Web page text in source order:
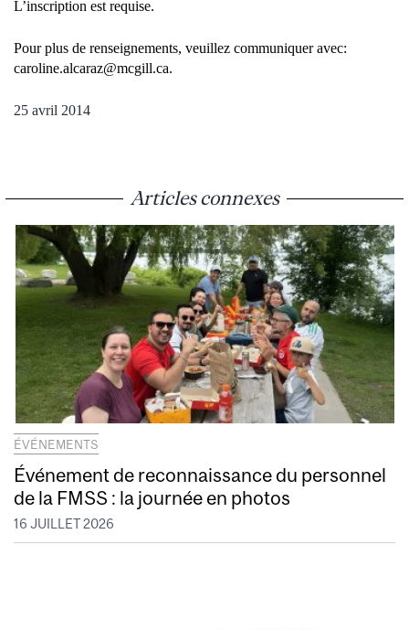
L’inscription est requise.
Pour plus de renseignements, veuillez communiquer avec:
caroline.alcaraz@mcgill.ca.
25 avril 2014
Articles connexes
ÉVÉNEMENTS
Événement de reconnaissance du personnel
de la FMSS : la journée en photos
16 JUILLET 2026